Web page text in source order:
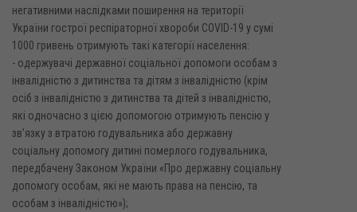
негативними наслідками поширення на території
України гострої респіраторної хвороби COVID-19 у сумі
1000 гривень отримують такі категорії населення:
- одержувачі державної соціальної допомоги особам з
інвалідністю з дитинства та дітям з інвалідністю (крім
осіб з інвалідністю з дитинства та дітей з інвалідністю,
які одночасно з цією допомогою отримують пенсію у
зв’язку з втратою годувальника або державну
соціальну допомогу дитині померлого годувальника,
передбачену Законом України «Про державну соціальну
допомогу особам, які не мають права на пенсію, та
особам з інвалідністю»);